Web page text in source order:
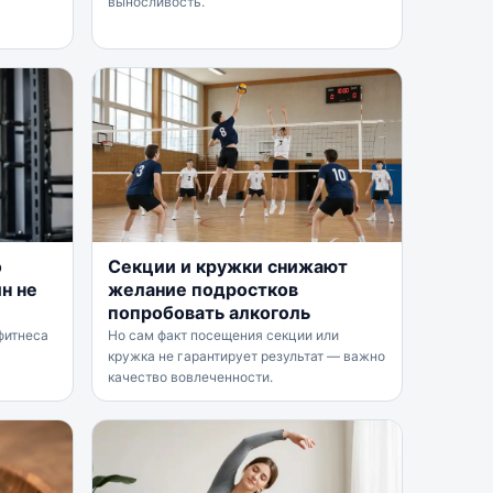
не
Секции и кружки снижают
желание подростков
попробовать алкоголь
Но сам факт посещения секции или
кружка не гарантирует результат — важно
качество вовлеченности.